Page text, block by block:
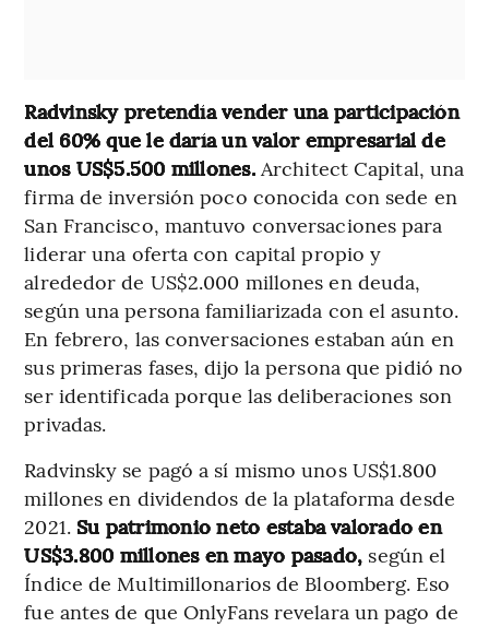
Radvinsky pretendía vender una participación
del 60% que le daría un valor empresarial de
unos US$5.500 millones.Architect Capital, una
firma de inversión poco conocida con sede en
San Francisco, mantuvo conversaciones para
liderar una oferta con capital propio y
alrededor de US$2.000 millones en deuda,
según una persona familiarizada con el asunto.
En febrero, las conversaciones estaban aún en
sus primeras fases, dijo la persona que pidió no
ser identificada porque las deliberaciones son
privadas.
Radvinsky se pagó a sí mismo unos US$1.800
millones en dividendos de la plataforma desde
2021. Su patrimonio neto estaba valorado en
US$3.800 millones en mayo pasado, según el
Índice de Multimillonarios de Bloomberg. Eso
fue antes de que OnlyFans revelara un pago de